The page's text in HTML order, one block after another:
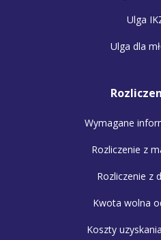
Ulga
Ulga dla
Wymagane
Rozliczenie z
Rozliczenie z
Kwota wolna
Koszty